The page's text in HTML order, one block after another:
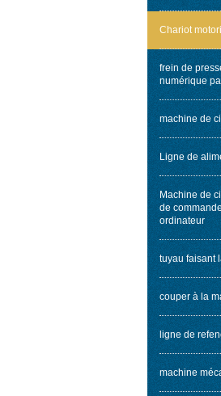
Chariot
frein de
numérique
machine de
Ligne de
Machine de
de
ordinateur
tuyau faisant
couper à la
ligne de
machine